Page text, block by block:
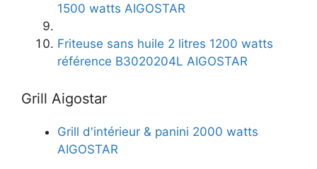
1500 watts AIGOSTAR
Friteuse sans huile 2 litres 1200 watts
référence B3020204L AIGOSTAR
Grill Aigostar
Grill d'intérieur & panini 2000 watts
AIGOSTAR